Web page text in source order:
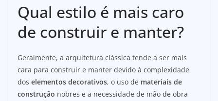
Qual estilo é mais caro
de construir e manter?
Geralmente, a arquitetura clássica tende a ser mais
cara para construir e manter devido à complexidade
dos elementos decorativos, o uso de materiais de
construção nobres e a necessidade de mão de obra